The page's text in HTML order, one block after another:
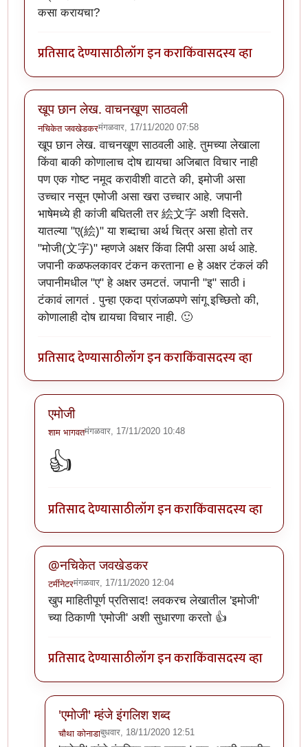
कसा करायचा?
प्रतिसाद देण्यासाठीलॉग इन कराकिंवासदस्य व्हा
खूप छान लेख. वाचनखूण साठवली
नचिकेत जवखेडकरमंगळवार, 17/11/2020 07:58
खूप छान लेख. वाचनखूण साठवली आहे. तुमच्या लेखाला
किंवा बाकी कोणालाच दोष द्यायचा अजिबात विचार नाही
पण एक गोष्ट नमूद करावीशी वाटते की, इमोजी असा
उच्चार नसून एमोजी असा खरा उच्चार आहे. जपानी
भाषेमध्ये ही कांजी बघितली तर 絵文字 अशी दिसते.
यातल्या "ए(絵)" या शब्दाचा अर्थ चित्र असा होतो तर
"मोजी(文字)" म्हणजे अक्षर किंवा लिपी असा अर्थ आहे.
जपानी कळफलकावर टंकन करताना e हे अक्षर टंकलं की
जपानीमधील "ए" हे अक्षर उमटतं. जपानी "इ" साठी i
टंकावं लागतं . पुन्हा एकदा प्रांजळपणे सांगू इच्छितो की,
कोणालाही दोष द्यायचा विचार नाही. 🙂
प्रतिसाद देण्यासाठीलॉग इन कराकिंवासदस्य व्हा
एमोजी
शाम भागवतमंगळवार, 17/11/2020 10:48
In reply to
👍
प्रतिसाद देण्यासाठीलॉग इन कराकिंवासदस्य व्हा
@नचिकेत जवखेडकर
टर्मीनेटरमंगळवार, 17/11/2020 12:04
In reply toखूप छान लेख. वाचनखूण साठवलीbyनचिकेत
खुप माहितीपूर्ण प्रतिसाद! लवकरच लेखातील 'इमोजी'
च्या ठिकाणी 'एमोजी' अशी सुधारणा करतो 👍
प्रतिसाद देण्यासाठीलॉग इन कराकिंवासदस्य व्हा
'एमोजी' म्हंजे इंगलिश शब्द
चौथा कोनाडाबुधवार, 18/11/2020 12:51